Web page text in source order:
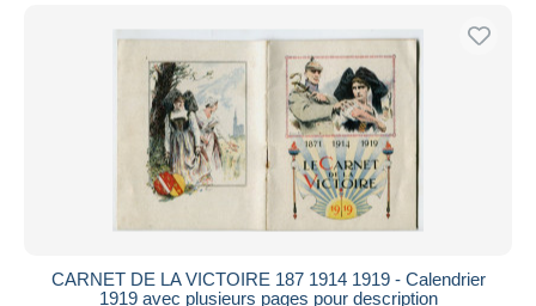
CARNET DE LA VICTOIRE 187 1914 1919 - Calendrier
1919 avec plusieurs pages pour description